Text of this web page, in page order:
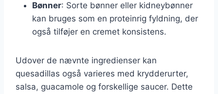
Bønner: Sorte bønner eller kidneybønner
kan bruges som en proteinrig fyldning, der
også tilføjer en cremet konsistens.
Udover de nævnte ingredienser kan
quesadillas også varieres med krydderurter,
salsa, guacamole og forskellige saucer. Dette